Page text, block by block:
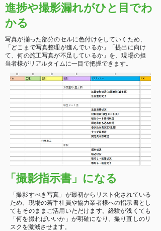
進捗や撮影漏れがひと目でわ
かる
写真が揃った部分のセルに色付けをしていくため、
「どこまで写真整理が進んでいるか」「提出に向け
て、何の施工写真が不足しているか」を、現場の担
当者様がリアルタイムに一目で把握できます。
「撮影指示書」になる
「撮影すべき写真」が最初からリスト化されている
ため、現場の若手社員や協力業者様への指示書とし
てもそのままご活用いただけます。経験が浅くても
「何を撮ればいいか」が明確になり、撮り直しのリ
スクを激減させます。